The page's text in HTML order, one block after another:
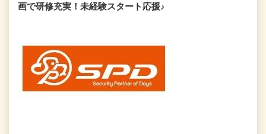
画で研修充実！未経験スタート応援♪